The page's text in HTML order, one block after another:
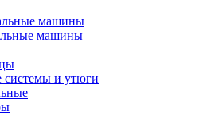
машины
машины
системы и утюги